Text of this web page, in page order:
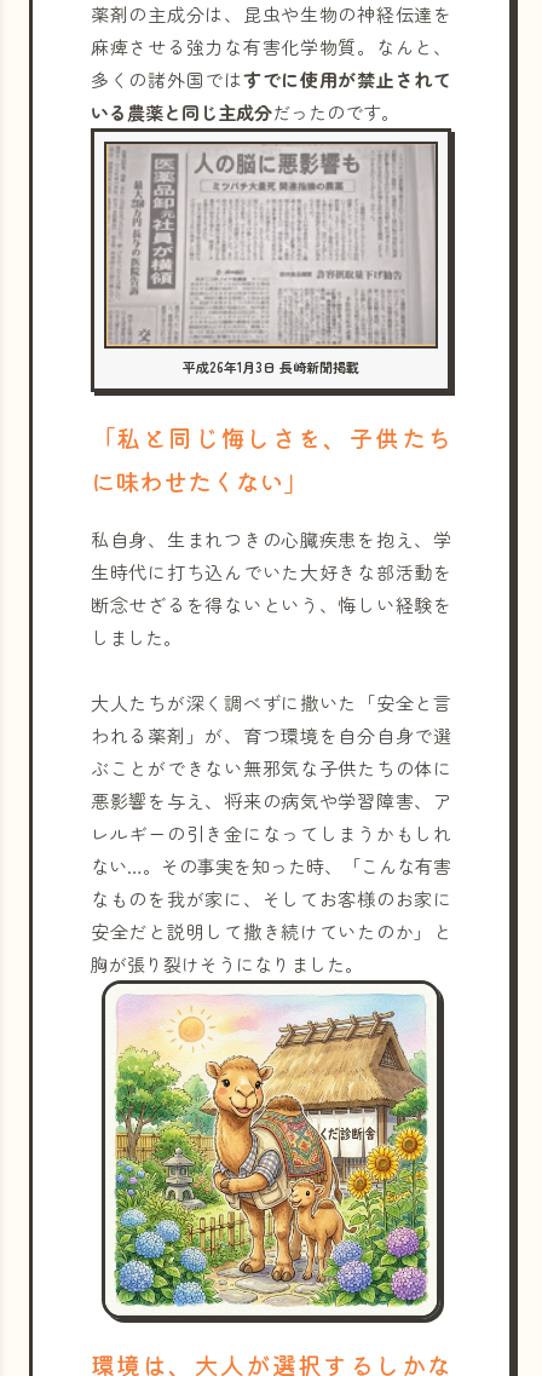
薬剤の主成分は、昆虫や生物の神経伝達を
麻痺させる強力な有害化学物質。なんと、
多くの諸外国ではすでに使用が禁止されて
いる農薬と同じ主成分だったのです。
平成26年1月3日 長崎新聞掲載
「私と同じ悔しさを、子供たち
に味わせたくない」
私自身、生まれつきの心臓疾患を抱え、学
生時代に打ち込んでいた大好きな部活動を
断念せざるを得ないという、悔しい経験を
しました。
大人たちが深く調べずに撒いた「安全と言
われる薬剤」が、育つ環境を自分自身で選
ぶことができない無邪気な子供たちの体に
悪影響を与え、将来の病気や学習障害、ア
レルギーの引き金になってしまうかもしれ
ない…。その事実を知った時、「こんな有害
なものを我が家に、そしてお客様のお家に
安全だと説明して撒き続けていたのか」と
胸が張り裂けそうになりました。
環境は、大人が選択するしかな